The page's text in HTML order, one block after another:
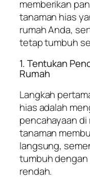
memberikan
tanaman hias
rumah Anda,
tetap tumbuh
1. Tentukan
Rumah
Langkah
hias adalah
pencahayaan di
tanaman
langsung,
tumbuh dengan
rendah.